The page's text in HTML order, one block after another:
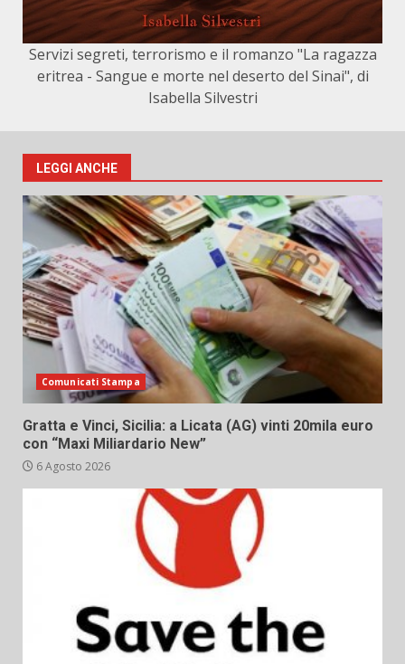
Servizi segreti, terrorismo e il romanzo "La ragazza
eritrea - Sangue e morte nel deserto del Sinai", di
Isabella Silvestri
LEGGI ANCHE
Comunicati Stampa
Gratta e Vinci, Sicilia: a Licata (AG) vinti 20mila euro
con “Maxi Miliardario New”
6 Agosto 2026